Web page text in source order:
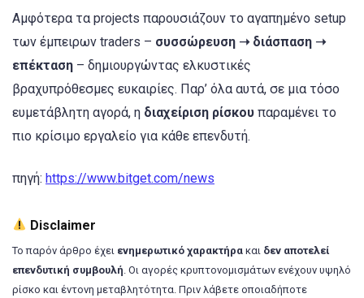
Αμφότερα τα projects παρουσιάζουν το αγαπημένο setup
των έμπειρων traders – συσσώρευση ➝ διάσπαση ➝
επέκταση – δημιουργώντας ελκυστικές
βραχυπρόθεσμες ευκαιρίες. Παρ’ όλα αυτά, σε μια τόσο
ευμετάβλητη αγορά, η διαχείριση ρίσκου παραμένει το
πιο κρίσιμο εργαλείο για κάθε επενδυτή.
πηγή: https://www.bitget.com/news
Disclaimer
Το παρόν άρθρο έχει ενημερωτικό χαρακτήρα και δεν αποτελεί
επενδυτική συμβουλή . Οι αγορές κρυπτονομισμάτων ενέχουν υψηλό
ρίσκο και έντονη μεταβλητότητα. Πριν λάβετε οποιαδήποτε